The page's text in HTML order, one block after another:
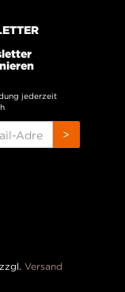
jederzeit
>
Versand